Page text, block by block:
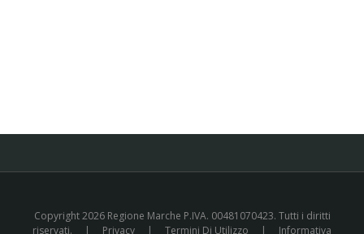
Copyright 2026 Regione Marche P.IVA. 00481070423. Tutti i diritti
riservati.
| Privacy | Termini Di Utilizzo | Informativa